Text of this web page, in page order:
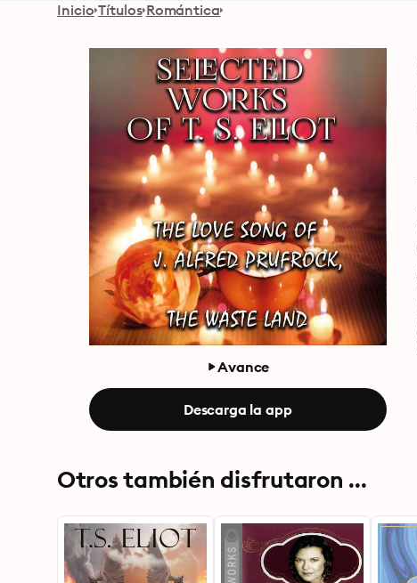
Inicio Títulos Romántica
Avance
Descarga la app
Otros también disfrutaron ...